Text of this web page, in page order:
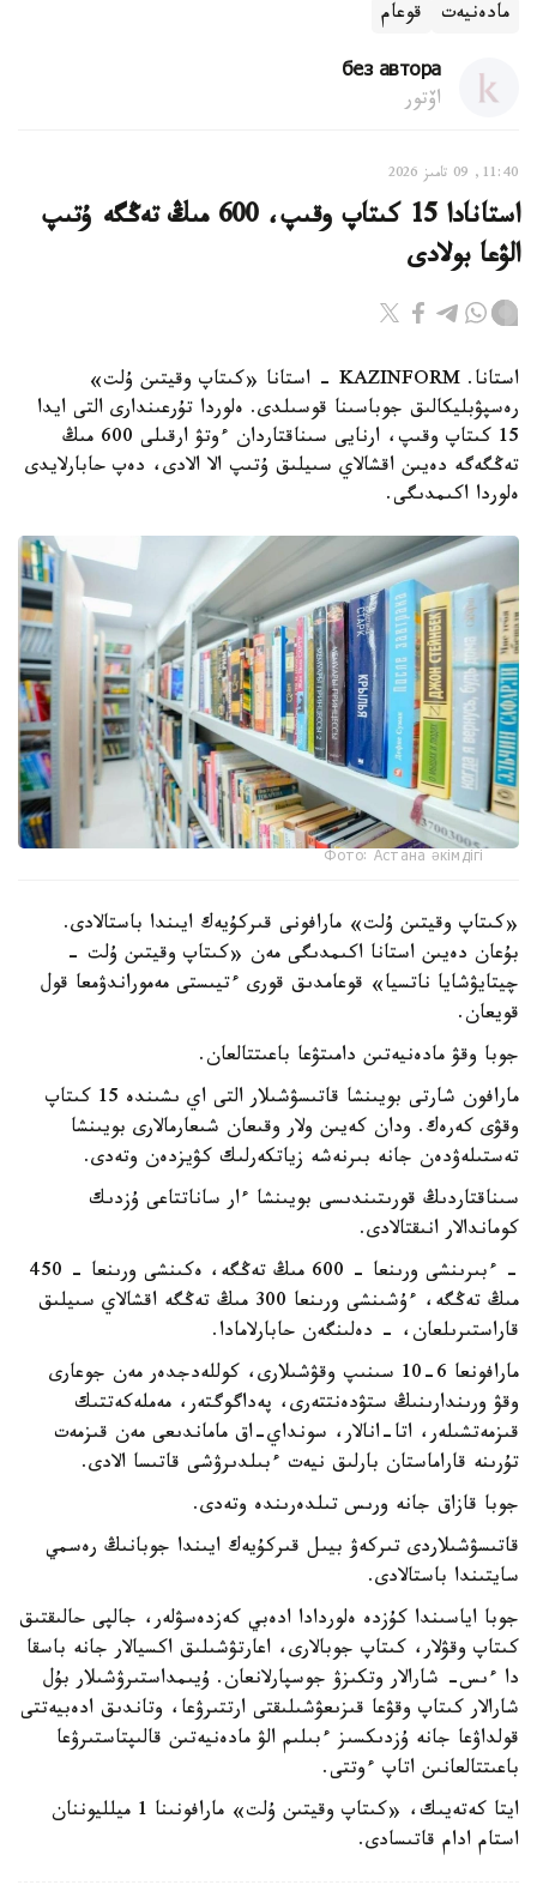
مادەنيەت قوعام
без автора
اۆتور
11:40, 09 تامىز 2026
استانادا 15 كىتاپ وقىپ، 600 مىڭ تەڭگە ۇتىپ
الۋعا بولادى
استانا. KAZINFORM - استانا «كىتاپ وقيتىن ۇلت»
رەسپۋبليكالىق جوباسىنا قوسىلدى. ەلوردا تۇرعىندارى التى ايدا
15 كىتاپ وقىپ، ارنايى سىناقتاردان ءوتۋ ارقىلى 600 مىڭ
تەڭگەگە دەيىن اقشالاي سىيلىق ۇتىپ الا الادى، دەپ حابارلايدى
ەلوردا اكىمدىگى.
Фото: Астана әкімдігі
«كىتاپ وقيتىن ۇلت» مارافونى قىركۇيەك ايىندا باستالادى.
بۇعان دەيىن استانا اكىمدىگى مەن «كىتاپ وقيتىن ۇلت -
چيتايۋشايا ناتسيا» قوعامدىق قورى ءتيىستى مەموراندۋمعا قول
قويعان.
جوبا وقۋ مادەنيەتىن دامىتۋعا باعىتتالعان.
مارافون شارتى بويىنشا قاتىسۋشىلار التى اي ىشىندە 15 كىتاپ
وقۋى كەرەك. ودان كەيىن ولار وقىعان شىعارمالارى بويىنشا
تەستىلەۋدەن جانە بىرنەشە زياتكەرلىك كۋيزدەن وتەدى.
سىناقتاردىڭ قورىتىندىسى بويىنشا ءار ساناتتاعى ۇزدىك
كوماندالار انىقتالادى.
- ءبىرىنشى ورىنعا - 600 مىڭ تەڭگە، ەكىنشى ورىنعا - 450
مىڭ تەڭگە، ءۇشىنشى ورىنعا 300 مىڭ تەڭگە اقشالاي سىيلىق
قاراستىرىلعان، - دەلىنگەن حابارلامادا.
مارافونعا 6-10 سىنىپ وقۋشىلارى، كوللەدجدەر مەن جوعارى
وقۋ ورىندارىنىڭ ستۋدەنتتەرى، پەداگوگتەر، مەملەكەتتىك
قىزمەتشىلەر، اتا-انالار، سونداي-اق ماماندىعى مەن قىزمەت
تۇرىنە قاراماستان بارلىق نيەت ءبىلدىرۋشى قاتىسا الادى.
جوبا قازاق جانە ورىس تىلدەرىندە وتەدى.
قاتىسۋشىلاردى تىركەۋ بيىل قىركۇيەك ايىندا جوبانىڭ رەسمي
سايتىندا باستالادى.
جوبا اياسىندا كۇزدە ەلوردادا ادەبي كەزدەسۋلەر، جالپى حالىقتىق
كىتاپ وقۋلار، كىتاپ جوبالارى، اعارتۋشىلىق اكسيالار جانە باسقا
دا ءىس- شارالار وتكىزۋ جوسپارلانعان. ۇيىمداستىرۋشىلار بۇل
شارالار كىتاپ وقۋعا قىزىعۋشىلىقتى ارتتىرۋعا، وتاندىق ادەبيەتتى
قولداۋعا جانە ۇزدىكسىز ءبىلىم الۋ مادەنيەتىن قالىپتاستىرۋعا
باعىتتالعانىن اتاپ ءوتتى.
ايتا كەتەيىك، «كىتاپ وقيتىن ۇلت» مارافونىنا 1 ميلليوننان
استام ادام قاتىسادى.